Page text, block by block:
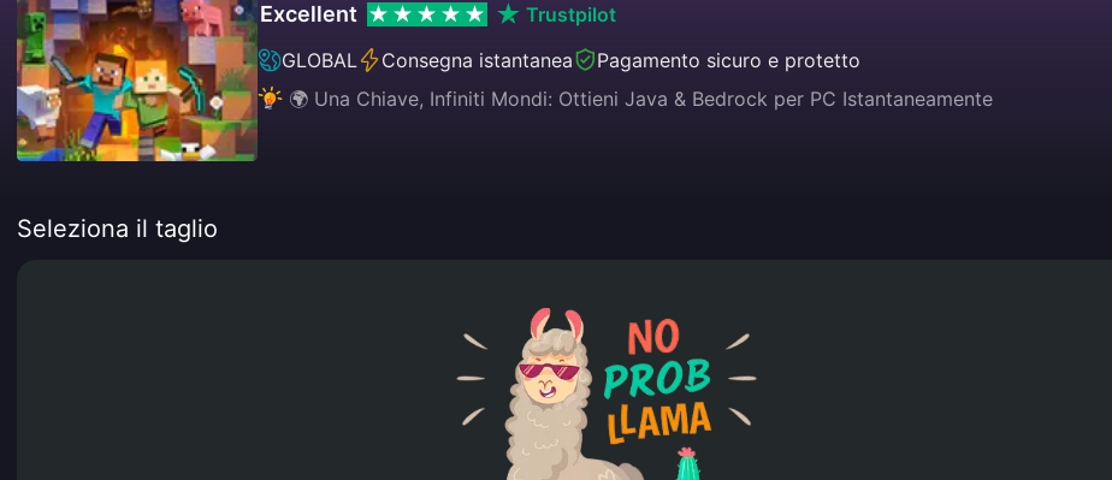
Excellent
Trustpilot
GLOBAL
Consegna istantanea
Pagamento sicuro e protetto
🌍 Una Chiave, Infiniti Mondi: Ottieni Java & Bedrock per PC Istantaneamente
Seleziona il taglio